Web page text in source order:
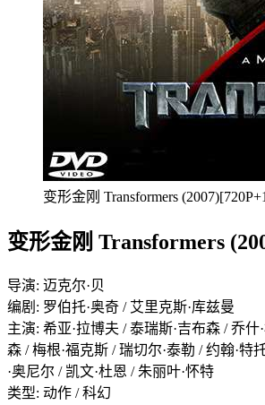
变形金刚 Transformers
变形金刚 Transformers
导演: 迈克尔·贝
编剧: 罗伯托·奥奇 / 艾里克斯·库兹曼
主演: 希亚·拉博夫 / 泰瑞斯·吉布森 / 乔什
森 / 梅根·福克斯 / 瑞切尔·泰勒 / 约翰·特
·奥尼尔 / 凯文·杜恩 / 朱丽叶·怀特
类型: 动作 / 科幻